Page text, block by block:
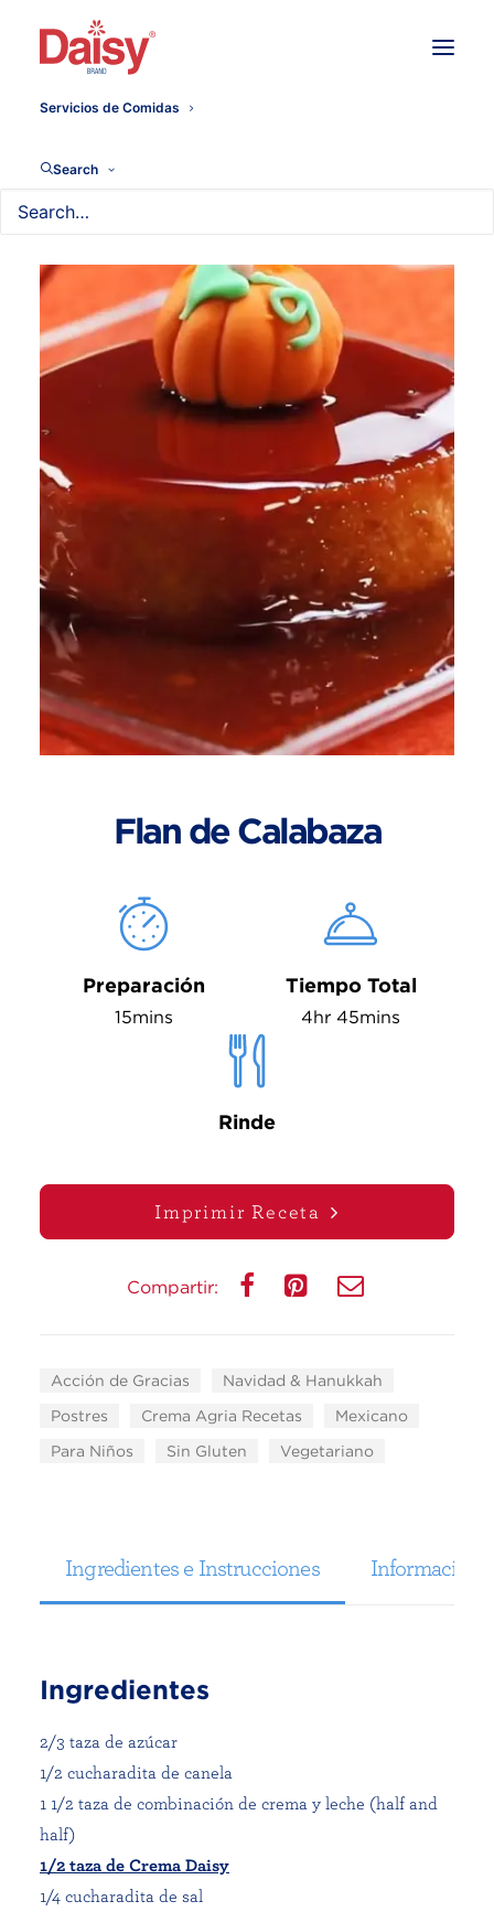
Servicios de Comidas
Search
Flan de Calabaza
Preparación
15mins
Tiempo Total
4hr 45mins
Rinde
Imprimir Receta
Compartir:
Acción de Gracias
Navidad & Hanukkah
Postres
Crema Agria Recetas
Mexicano
Para Niños
Sin Gluten Vegetariano
Ingredientes e Instrucciones Información
Ingredientes
2/3 taza de azúcar
1/2 cucharadita de canela
1 1/2 taza de combinación de crema y leche (half and
half)
1/2 taza de Crema Daisy
1/4 cucharadita de sal